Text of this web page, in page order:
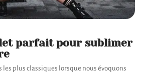
parfait pour sublimer
les plus classiques lorsque nous évoquons